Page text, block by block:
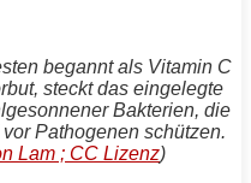
begannt als Vitamin C
steckt das eingelegte
Bakterien, die
Pathogenen schützen.
Lam ; CC Lizenz)